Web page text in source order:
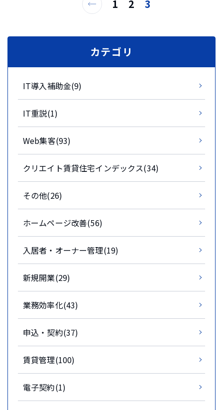
1 2 3
カテゴリ
IT導入補助金(9)
IT重説(1)
Web集客(93)
クリエイト賃貸住宅インデックス(34)
その他(26)
ホームページ改善(56)
入居者・オーナー管理(19)
新規開業(29)
業務効率化(43)
申込・契約(37)
賃貸管理(100)
電子契約(1)